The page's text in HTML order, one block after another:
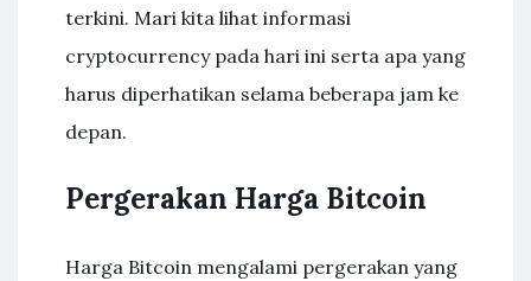
terkini. Mari kita lihat informasi
cryptocurrency pada hari ini serta apa yang
harus diperhatikan selama beberapa jam ke
depan.
Pergerakan Harga Bitcoin
Harga Bitcoin mengalami pergerakan yang